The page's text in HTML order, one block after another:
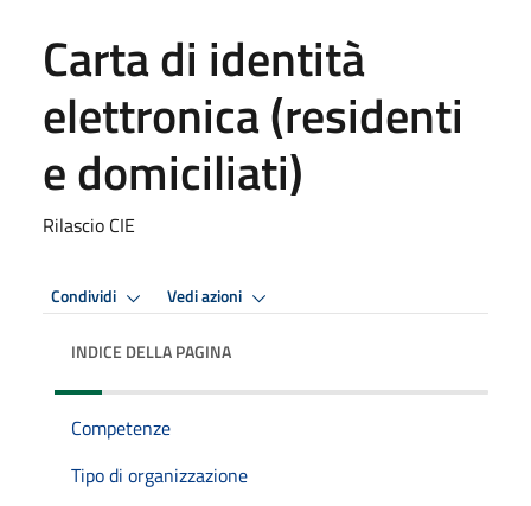
Carta di identità
elettronica (residenti
e domiciliati)
Rilascio CIE
Condividi Vedi azioni
INDICE DELLA PAGINA
Competenze
Tipo di organizzazione